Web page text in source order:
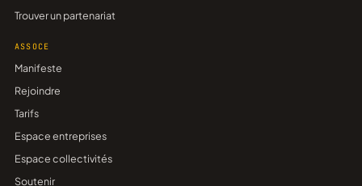
Trouver un partenariat
ASSOCE
Manifeste
Rejoindre
Tarifs
Espace entreprises
Espace collectivités
Soutenir